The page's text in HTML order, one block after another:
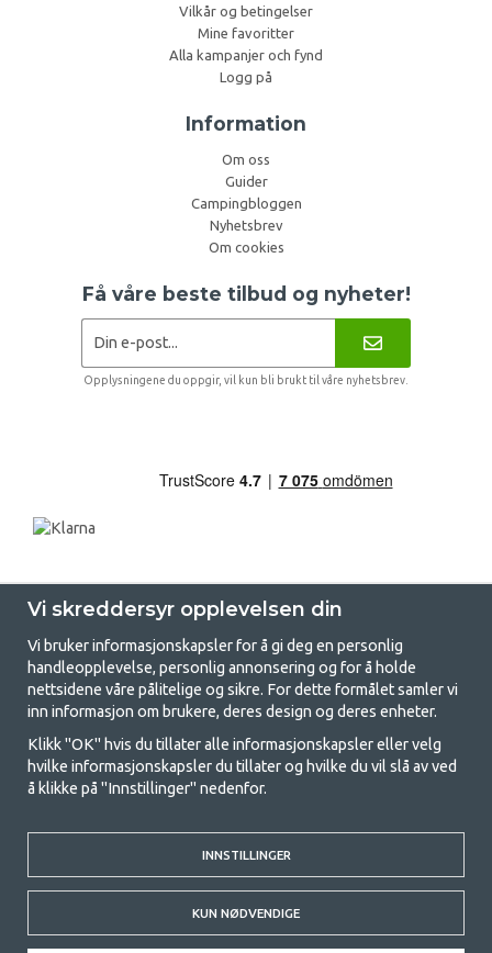
Vilkår og betingelser
Mine favoritter
Alla kampanjer och fynd
Logg på
Information
Om oss
Guider
Campingbloggen
Nyhetsbrev
Om cookies
Få våre beste tilbud og nyheter!
Opplysningene du oppgir, vil kun bli brukt til våre nyhetsbrev.
GetCamping - Din butikk for camping
og friluftsliv
Camping kan enten være en livsstil eller en måte å samle familien for et
felles eventyr. Uansett hvilken kategori du tilhører, finner du alt du
campe, og derfor tilbyr vi veldig gode priser på familietelt,
campingfortelt og alt annet utstyr for camping og friluftsliv. Målet vårt
er å tilby det beste campingutstyret i hver prisklasse når det gjelder
kvalitet og funksjonalitet. Ta gjerne kontakt med oss hvis det er noe du
savner eller ønsker å vite mer om.
© 2020 GetCamping. All rights reserved.
Vi skreddersyr opplevelsen din
Vi bruker informasjonskapsler for å gi deg en personlig
handleopplevelse, personlig annonsering og for å holde
nettsidene våre pålitelige og sikre. For dette formålet samler vi
inn informasjon om brukere, deres design og deres enheter.
Klikk "OK" hvis du tillater alle informasjonskapsler eller velg
hvilke informasjonskapsler du tillater og hvilke du vil slå av ved
å klikke på "Innstillinger" nedenfor.
INNSTILLINGER
KUN NØDVENDIGE